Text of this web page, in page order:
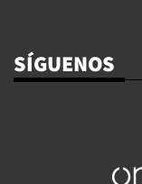
SÍGUENOS